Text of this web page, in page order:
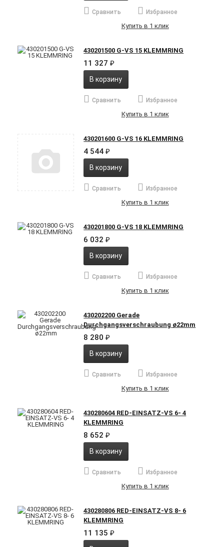
Сравнить Избранное
Купить в 1 клик
430201500 G-VS 15 KLEMMRING
11 327₽
В корзину
Сравнить Избранное
Купить в 1 клик
430201600 G-VS 16 KLEMMRING
4 544₽
В корзину
Сравнить Избранное
Купить в 1 клик
430201800 G-VS 18 KLEMMRING
6 032₽
В корзину
Сравнить Избранное
Купить в 1 клик
430202200 Gerade
Durchgangsverschraubung ø22mm
8 280₽
В корзину
Сравнить Избранное
Купить в 1 клик
430280604 RED-EINSATZ-VS 6- 4
KLEMMRING
8 652₽
В корзину
Сравнить Избранное
Купить в 1 клик
430280806 RED-EINSATZ-VS 8- 6
KLEMMRING
11 135₽